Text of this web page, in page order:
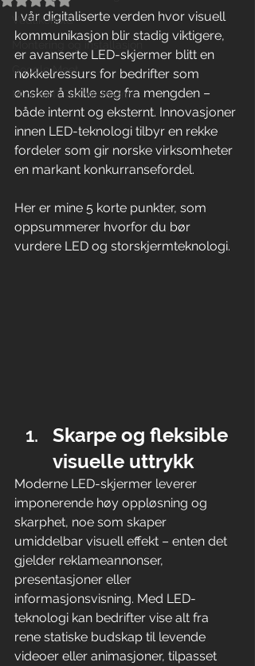
Vedlikehold
Montering og installasjon
Google Meet
Microsoft Teams Rooms
I vår digitaliserte verden hvor visuell
kommunikasjon blir stadig viktigere,
er avanserte LED-skjermer blitt en
nøkkelressurs for bedrifter som
ønsker å skille seg fra mengden –
både internt og eksternt. Innovasjoner
innen LED-teknologi tilbyr en rekke
fordeler som gir norske virksomheter
en markant konkurransefordel.
Her er mine 5 korte punkter, som
oppsummerer hvorfor du bør
vurdere LED og storskjermteknologi.
Skarpe og fleksible
visuelle uttrykk
Moderne LED-skjermer leverer
imponerende høy oppløsning og
skarphet, noe som skaper
umiddelbar visuell effekt – enten det
gjelder reklameannonser,
presentasjoner eller
informasjonsvisning. Med LED-
teknologi kan bedrifter vise alt fra
rene statiske budskap til levende
videoer eller animasjoner, tilpasset